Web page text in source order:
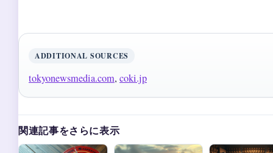
ADDITIONAL SOURCES
tokyonewsmedia.com, coki.jp
関連記事をさらに表示